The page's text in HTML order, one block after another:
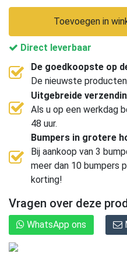
Toevoegen in
Direct leverbaar
De goedkoopste op
De nieuwste
Uitgebreide
Als u op een werkdag
48 uur.
Bumpers in grotere
Bij aankoop van 3
meer dan 10 bumpers
korting!
Vragen over deze
WhatsApp ons